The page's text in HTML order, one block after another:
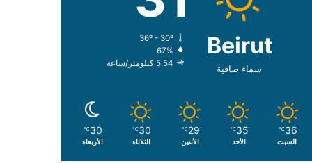
Beirut
سماء صافية
36º - 30º
67%
5.54 كيلومتر/ساعة
36
℃
السبت
35
℃
الأحد
29
℃
الأثنين
30
℃
الثلاثاء
30
℃
الأربعاء